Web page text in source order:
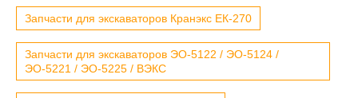
Запчасти для экскаваторов Кранэкс ЕК-270
Запчасти для экскаваторов ЭО-5122 / ЭО-5124 /
ЭО-5221 / ЭО-5225 / ВЭКС